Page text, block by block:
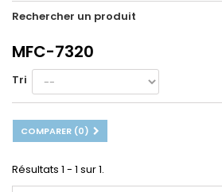
Rechercher un produit
MFC-7320
Tri
COMPARER (0)
Résultats 1 - 1 sur 1.